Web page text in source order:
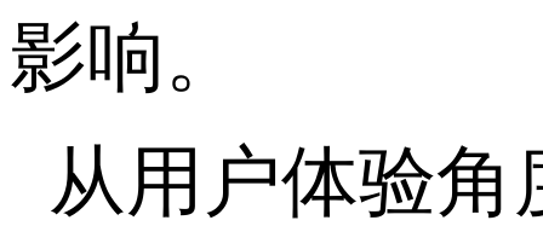
影响。
从用户体验